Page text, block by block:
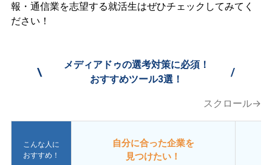
報・通信業を志望する就活生はぜひチェックしてみてく
ださい！
\
メディアドゥの選考対策に必須！
おすすめツール3選！
/
スクロール→
こんな人に
おすすめ！
自分に合った企業を
見つけたい！